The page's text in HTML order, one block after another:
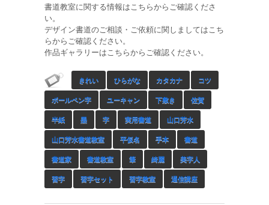
書道教室に関する情報はこちらからご確認くださ
い。
デザイン書道のご相談・ご依頼に関しましてはこち
らからご確認ください。
作品ギャラリーはこちらからご確認ください。
きれい ひらがな カタカナ コツ
ボールペン字 ユーキャン 下敷き 佐賀
半紙 墨 字 実用書道 山口芳水
山口芳水書道教室 平仮名 手本 書道
書道家 書道教室 筆 綺麗 美字人
習字 習字セット 習字教室 通信講座